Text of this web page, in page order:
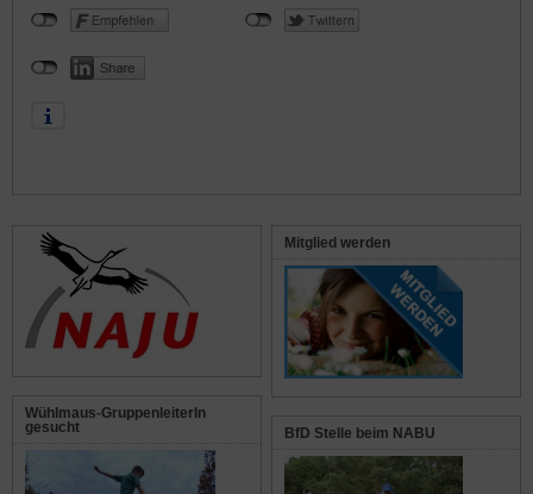
Mitglied werden
BfD Stelle beim NABU
Wühlmaus-GruppenleiterIn
gesucht